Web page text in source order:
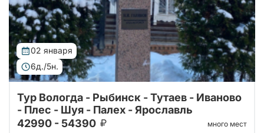
02 января
6д./5н.
Тур Вологда - Рыбинск - Тутаев - Иваново
- Плес - Шуя - Палех - Ярославль
42990 - 54390
много мест